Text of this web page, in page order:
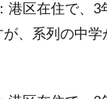
：港区在住で、 3
、系列の中